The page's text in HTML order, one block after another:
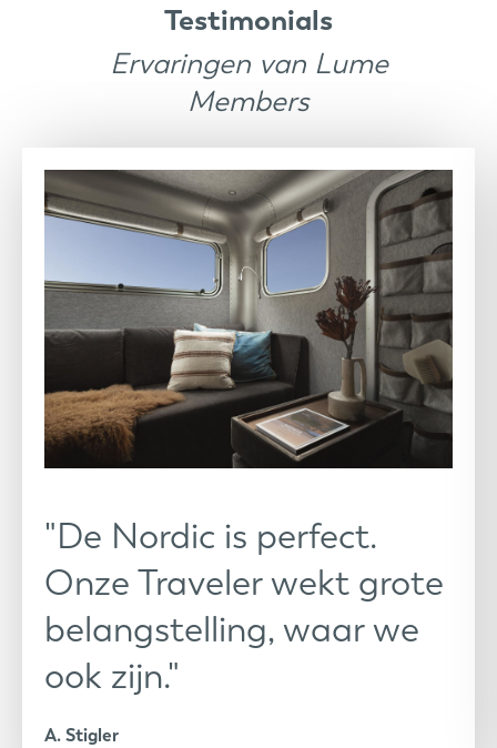
Testimonials
Ervaringen van Lume
Members
"De Nordic is perfect.
Onze Traveler wekt grote
belangstelling, waar we
ook zijn."
A. Stigler